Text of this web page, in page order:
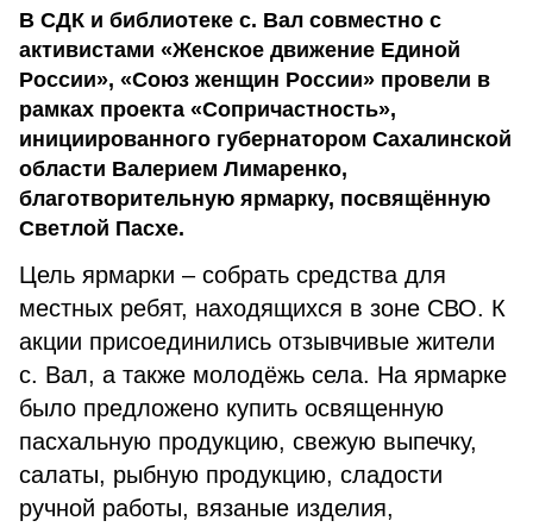
В СДК и библиотеке с. Вал совместно с
активистами «Женское движение Единой
России», «Союз женщин России» провели в
рамках проекта «Сопричастность»,
инициированного губернатором Сахалинской
области Валерием Лимаренко,
благотворительную ярмарку, посвящённую
Светлой Пасхе.
Цель ярмарки – собрать средства для
местных ребят, находящихся в зоне СВО. К
акции присоединились отзывчивые жители
с. Вал, а также молодёжь села. На ярмарке
было предложено купить освященную
пасхальную продукцию, свежую выпечку,
салаты, рыбную продукцию, сладости
ручной работы, вязаные изделия,